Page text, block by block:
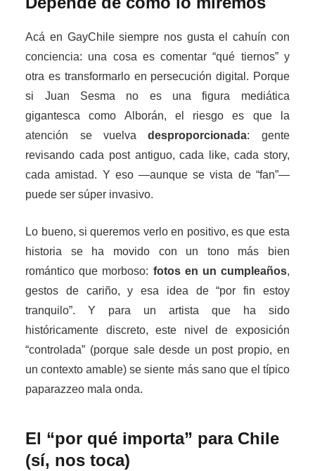
Acá en GayChile siempre nos gusta el cahuín con
conciencia: una cosa es comentar “qué tiernos” y
otra es transformarlo en persecución digital. Porque
si Juan Sesma no es una figura mediática
gigantesca como Alborán, el riesgo es que la
atención se vuelvadesproporcionada: gente
revisando cada post antiguo, cada like, cada story,
cada amistad. Y eso —aunque se vista de “fan”—
puede ser súper invasivo.
Lo bueno, si queremos verlo en positivo, es que esta
historia se ha movido con un tono más bien
romántico que morboso: fotos en un cumpleaños,
gestos de cariño, y esa idea de “por fin estoy
tranquilo”. Y para un artista que ha sido
históricamente discreto, este nivel de exposición
“controlada” (porque sale desde un post propio, en
un contexto amable) se siente más sano que el típico
paparazzeo mala onda.
El “por qué importa” para Chile
(sí, nos toca)